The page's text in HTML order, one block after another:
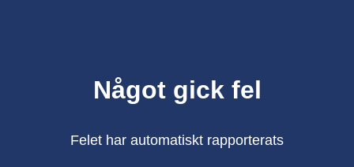
Något gick fel
Felet har automatiskt rapporterats